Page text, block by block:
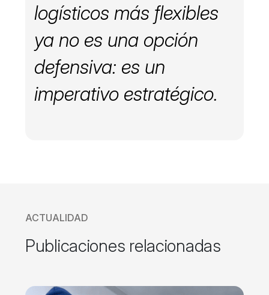
logísticos más flexibles
ya no es una opción
defensiva: es un
imperativo estratégico.
ACTUALIDAD
Publicaciones relacionadas